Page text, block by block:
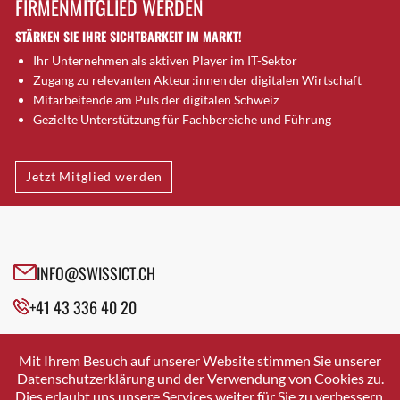
Brugg AG
Brütten
Bubendorf
Bubikon
Buchs (SG)
Bäretswil
Bülach
Cazis
Crissier
Davos Platz
Dierikon
Dietikon
FIRMENMITGLIED WERDEN
STÄRKEN SIE IHRE SICHTBARKEIT IM MARKT!
Ihr Unternehmen als aktiven Player im IT-Sektor
Zugang zu relevanten Akteur:innen der digitalen Wirtschaft
Mitarbeitende am Puls der digitalen Schweiz
Gezielte Unterstützung für Fachbereiche und Führung
Jetzt Mitglied werden
INFO@SWISSICT.CH
+41 43 336 40 20
SWISSICT
VULKANSTRASSE 120
8048 ZURICH
Mit Ihrem Besuch auf unserer Website stimmen Sie unserer
Datenschutzerklärung und der Verwendung von Cookies zu.
Dies erlaubt uns unsere Services weiter für Sie zu verbessern.